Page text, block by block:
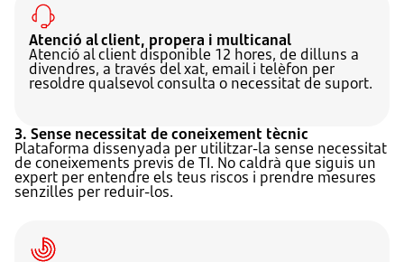
Atenció al client, propera i multicanal
Atenció al client disponible 12 hores, de dilluns a
divendres, a través del xat, email i telèfon per
resoldre qualsevol consulta o necessitat de suport.
3. Sense necessitat de coneixement tècnic
Plataforma dissenyada per utilitzar-la sense necessitat
de coneixements previs de TI. No caldrà que siguis un
expert per entendre els teus riscos i prendre mesures
senzilles per reduir-los.